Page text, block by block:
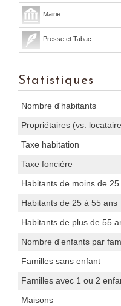
Mairie
Presse et Tabac
Statistiques
Nombre d'habitants
Propriétaires (vs.
Taxe habitation
Taxe foncière
Habitants de moins de
Habitants de 25 à 55 ans
Habitants de plus de 55
Nombre d'enfants par
Familles sans enfant
Familles avec 1 ou 2
Maisons